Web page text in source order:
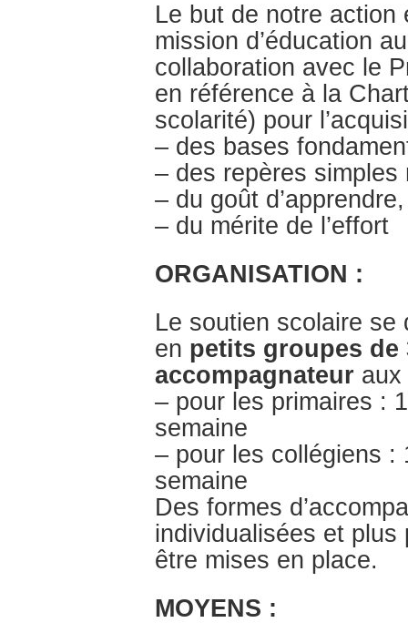
Le but de notre
mission d’éducation
collaboration avec le
en référence à la
scolarité) pour
– des bases
– des repères simples
– du goût
– du mérite de l’effort
ORGANISATION :
Le soutien scolaire se
en petits groupes de
accompagnateur
– pour les primaires :
semaine
– pour les collégiens :
semaine
Des formes
individualisées et
être mises en place.
MOYENS :